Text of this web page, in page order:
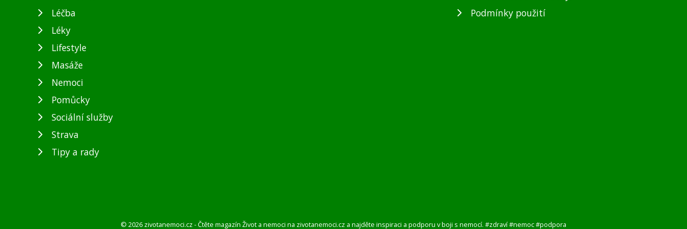
Léčba
Léky
Lifestyle
Masáže
Nemoci
Pomůcky
Sociální služby
Strava
Tipy a rady
Podmínky použití
© 2026 zivotanemoci.cz - Čtěte magazín Život a nemoci na zivotanemoci.cz a najděte inspiraci a podporu v boji s nemocí. #zdraví #nemoc #podpora